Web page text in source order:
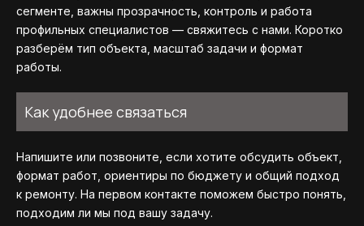
сегменте, важны прозрачность, контроль и работа
профильных специалистов — свяжитесь с нами. Коротко
разберём тип объекта, масштаб задачи и формат
работы.
Как удобнее связаться
Напишите или позвоните, если хотите обсудить объект,
формат работ, ориентиры по бюджету и общий подход
к ремонту. На первом контакте поможем быстро понять,
подходим ли мы под вашу задачу.